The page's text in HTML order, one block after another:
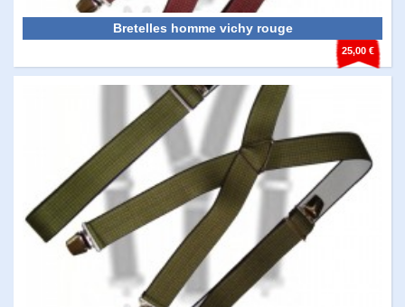
25,00 €
Bretelles homme vichy rouge